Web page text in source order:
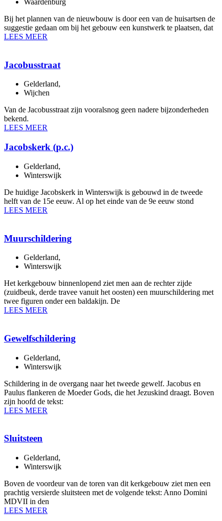
Waardenburg
Bij het plannen van de nieuwbouw is door een van de huisartsen de
suggestie gedaan om bij het gebouw een kunstwerk te plaatsen, dat
LEES MEER
Jacobusstraat
Gelderland,
Wijchen
Van de Jacobusstraat zijn vooralsnog geen nadere bijzonderheden
bekend.
LEES MEER
Jacobskerk (p.c.)
Gelderland,
Winterswijk
De huidige Jacobskerk in Winterswijk is gebouwd in de tweede
helft van de 15e eeuw. Al op het einde van de 9e eeuw stond
LEES MEER
Muurschildering
Gelderland,
Winterswijk
Het kerkgebouw binnenlopend ziet men aan de rechter zijde
(zuidbeuk, derde travee vanuit het oosten) een muurschildering met
twee figuren onder een baldakijn. De
LEES MEER
Gewelfschildering
Gelderland,
Winterswijk
Schildering in de overgang naar het tweede gewelf. Jacobus en
Paulus flankeren de Moeder Gods, die het Jezuskind draagt. Boven
zijn hoofd de tekst:
LEES MEER
Sluitsteen
Gelderland,
Winterswijk
Boven de voordeur van de toren van dit kerkgebouw ziet men een
prachtig versierde sluitsteen met de volgende tekst: Anno Domini
MDVII in den
LEES MEER